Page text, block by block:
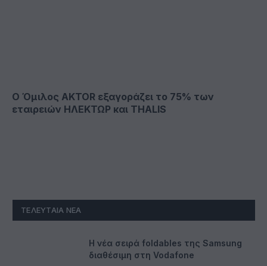
Ο Όμιλος AKTOR εξαγοράζει το 75% των
εταιρειών ΗΛΕΚΤΩΡ και THALIS
ΤΕΛΕΥΤΑΊΑ ΝΈΑ
Η νέα σειρά foldables της Samsung
διαθέσιμη στη Vodafone